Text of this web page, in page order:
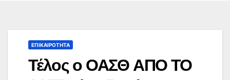
ΕΠΙΚΑΙΡΌΤΗΤΑ
Τέλος ο ΟΑΣΘ ΑΠΟ ΤΟ